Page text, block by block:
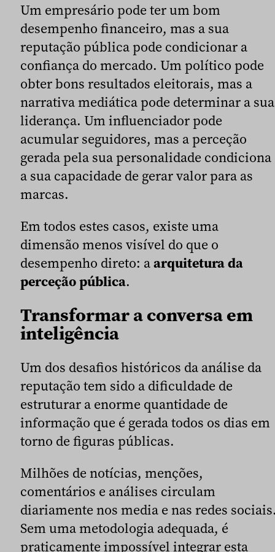
Um empresário pode ter um bom
desempenho financeiro, mas a sua
reputação pública pode condicionar a
confiança do mercado. Um político pode
obter bons resultados eleitorais, mas a
narrativa mediática pode determinar a sua
liderança. Um influenciador pode
acumular seguidores, mas a perceção
gerada pela sua personalidade condiciona
a sua capacidade de gerar valor para as
marcas.
Em todos estes casos, existe uma
dimensão menos visível do que o
desempenho direto: aarquitetura da
perceção pública.
Transformar a conversa em
inteligência
Um dos desafios históricos da análise da
reputação tem sido a dificuldade de
estruturar a enorme quantidade de
informação que é gerada todos os dias em
torno de figuras públicas.
Milhões de notícias, menções,
comentários e análises circulam
diariamente nos media e nas redes
Sem uma metodologia adequada, é
praticamente impossível integrar esta